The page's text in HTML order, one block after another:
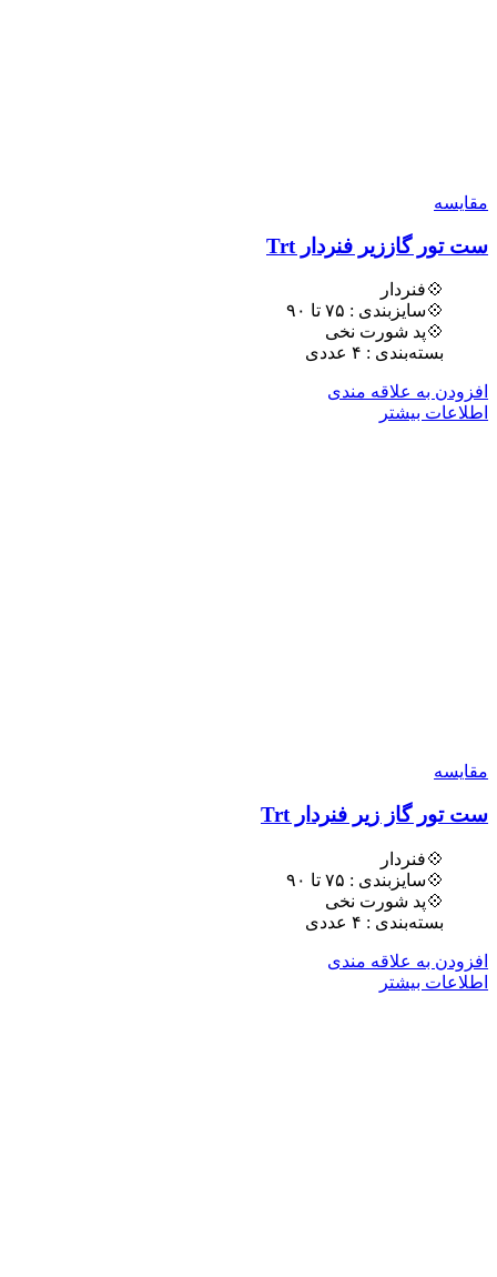
مقایسه
ست تور گاززیر فنردار Trt
💠فنردار
💠سایزبندی : ٧۵ تا ٩٠
💠پد شورت نخی
بسته‌بندی : ۴ عددی
افزودن به علاقه مندی
اطلاعات بیشتر
مقایسه
ست تور گاز زیر فنردار Trt
💠فنردار
💠سایزبندی : ٧۵ تا ٩٠
💠پد شورت نخی
بسته‌بندی : ۴ عددی
افزودن به علاقه مندی
اطلاعات بیشتر